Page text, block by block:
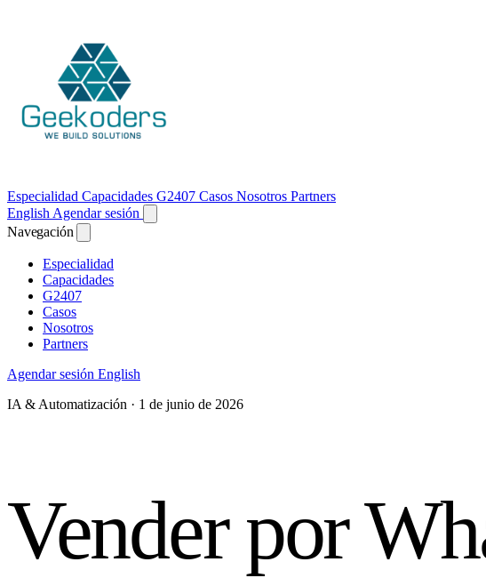
Especialidad Capacidades G2407 Casos Nosotros Partners
English Agendar sesión
Navegación
Especialidad
Capacidades
G2407
Casos
Nosotros
Partners
Agendar sesión English
IA & Automatización · 1 de junio de 2026
Vender por